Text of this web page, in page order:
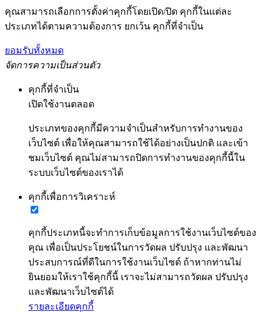
คุณสามารถเลือกการตั้งค่าคุกกี้โดยเปิด/ปิด คุกกี้ในแต่ละ
ประเภทได้ตามความต้องการ ยกเว้น คุกกี้ที่จำเป็น
ยอมรับทั้งหมด
จัดการความเป็นส่วนตัว
คุกกี้ที่จำเป็น
เปิดใช้งานตลอด
ประเภทของคุกกี้มีความจำเป็นสำหรับการทำงานของ
เว็บไซต์ เพื่อให้คุณสามารถใช้ได้อย่างเป็นปกติ และเข้า
ชมเว็บไซต์ คุณไม่สามารถปิดการทำงานของคุกกี้นี้ใน
ระบบเว็บไซต์ของเราได้
คุกกี้เพื่อการวิเคราะห์
คุกกี้ประเภทนี้จะทำการเก็บข้อมูลการใช้งานเว็บไซต์ของ
คุณ เพื่อเป็นประโยชน์ในการวัดผล ปรับปรุง และพัฒนา
ประสบการณ์ที่ดีในการใช้งานเว็บไซต์ ถ้าหากท่านไม่
ยินยอมให้เราใช้คุกกี้นี้ เราจะไม่สามารถวัดผล ปรับปรุง
และพัฒนาเว็บไซต์ได้
รายละเอียดคุกกี้